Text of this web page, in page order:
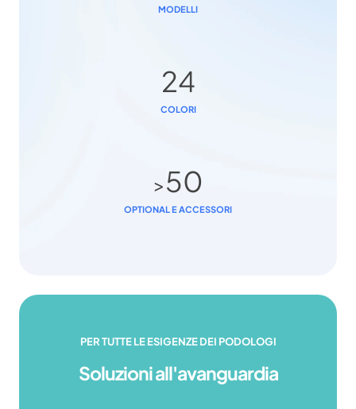
MODELLI
24
COLORI
>50
OPTIONAL E ACCESSORI
PER TUTTE LE ESIGENZE DEI PODOLOGI
Soluzioni all'avanguardia